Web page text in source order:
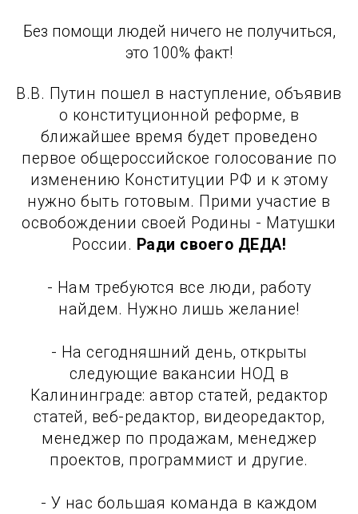
Без помощи людей ничего не получиться,
это 100% факт!
В.В. Путин пошел в наступление, объявив
о конституционной реформе, в
ближайшее время будет проведено
первое общероссийское голосование по
изменению Конституции РФ и к этому
нужно быть готовым. Прими участие в
освобождении своей Родины - Матушки
России. Ради своего ДЕДА!
- Нам требуются все люди, работу
найдем. Нужно лишь желание!
- На сегодняшний день, открыты
следующие вакансии НОД в
Калининграде: автор статей, редактор
статей, веб-редактор, видеоредактор,
менеджер по продажам, менеджер
проектов, программист и другие.
- У нас большая команда в каждом